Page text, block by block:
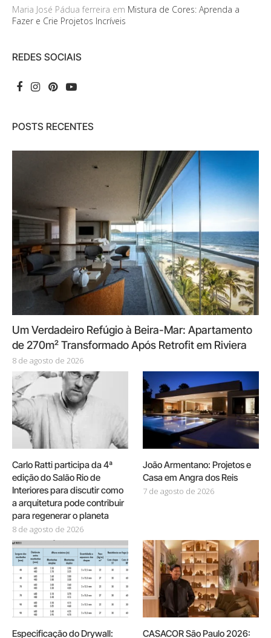
Maria José Pádua ferreira em Mistura de Cores: Aprenda a
Fazer e Crie Projetos Incríveis
REDES SOCIAIS
POSTS RECENTES
Um Verdadeiro Refúgio à Beira-Mar: Apartamento
de 270m² Transformado Após Retrofit em Riviera
8 de agosto de 2026
Carlo Ratti participa da 4ª
edição do Salão Rio de
Interiores para discutir como
a arquitetura pode contribuir
para regenerar o planeta
8 de agosto de 2026
João Armentano: Projetos e
Casa em Angra dos Reis
7 de agosto de 2026
Especificação do Drywall: CASACOR São Paulo 2026: